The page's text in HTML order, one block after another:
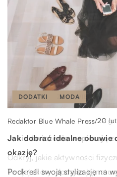
BIELIZNA MODA
Oliwia Nicke/8 kwietnia 2024
Jak dobrać legginsy
stylu ubierania się?
Rozważasz zakup legginsów
FITNESS ZDROWIE
Redaktor Blue Whale Press/22
Jakie ćwiczenia wspierają
Odkryj, jakie aktywności
Twojej skóry, dodając jej
DODATKI MODA
Redaktor Blue Whale Press/20
Jak dobrać idealne obuwie
okazję?
Podkreśl swoją stylizację na